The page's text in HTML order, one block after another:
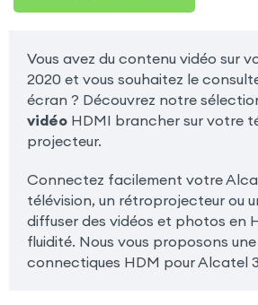
Vous avez du contenu vidéo sur
2020 et vous souhaitez le
écran ? Découvrez notre
vidéoHDMI brancher sur votre
projecteur.
Connectez facilement votre
télévision, un rétroprojecteur ou
diffuser des vidéos et photos en
fluidité. Nous vous proposons
connectiques HDM pour Alcatel